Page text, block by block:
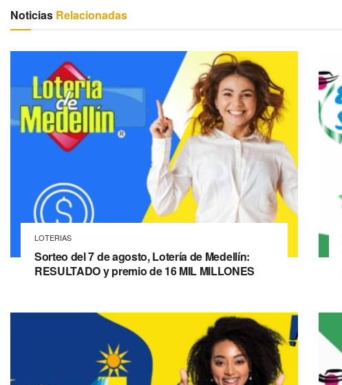
Noticias Relacionadas
LOTERIAS
Sorteo del 7 de agosto, Lotería de Medellín:
RESULTADO y premio de 16 MIL MILLONES